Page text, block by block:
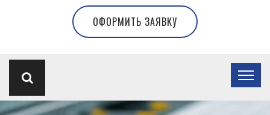
ОФОРМИТЬ ЗАЯВКУ